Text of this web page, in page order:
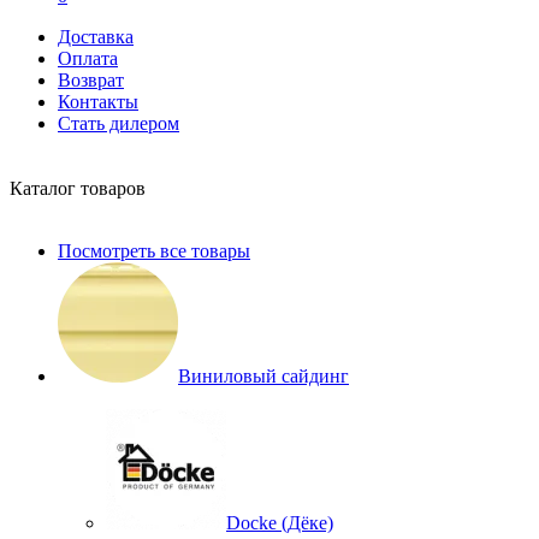
Доставка
Оплата
Возврат
Контакты
Стать дилером
Каталог товаров
Посмотреть все товары
Виниловый сайдинг
Docke (Дёке)